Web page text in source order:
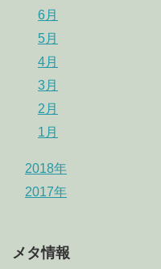
6月
5月
4月
3月
2月
1月
2018年
2017年
メタ情報